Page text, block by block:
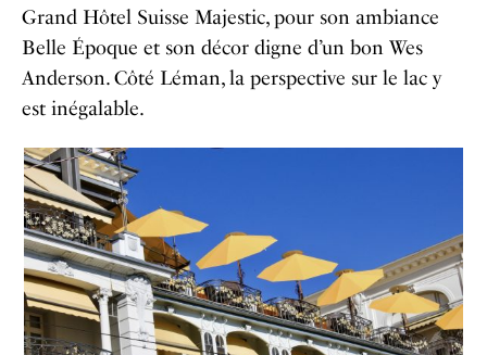
Grand Hôtel Suisse Majestic, pour son ambiance
Belle Époque et son décor digne d’un bon Wes
Anderson. Côté Léman, la perspective sur le lac y
est inégalable.